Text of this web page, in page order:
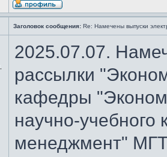
Заголовок сообщения: Re: Намечены выпуски
2025.07.07.
рассылки
кафедры
научно-
менеджмент"